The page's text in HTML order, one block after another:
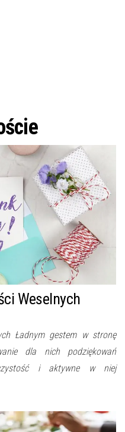
Weselnych
Ładnym gestem w stronę
dla nich podziękowań
i aktywne w niej